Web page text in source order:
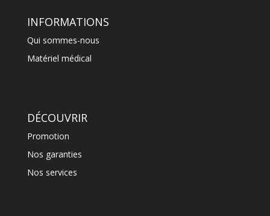
INFORMATIONS
Qui sommes-nous
Matériel médical
DÉCOUVRIR
Promotion
Nos garanties
Nos services